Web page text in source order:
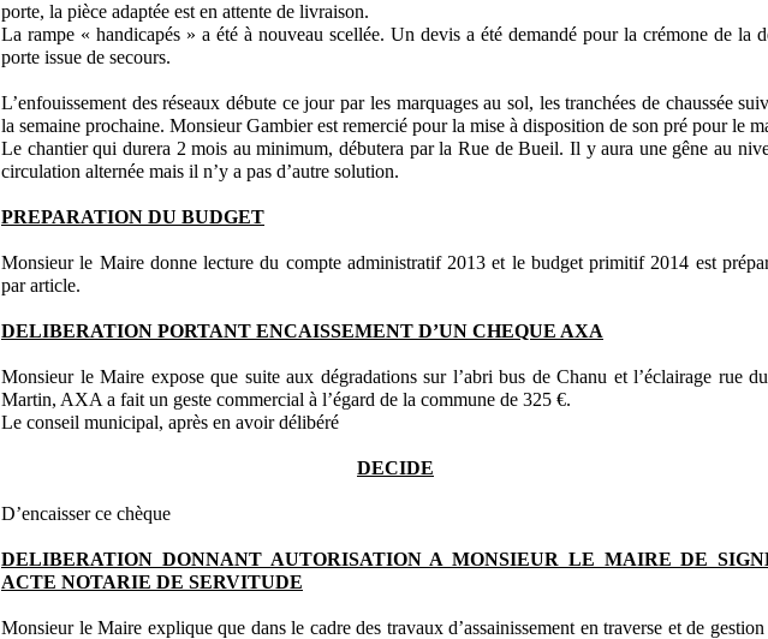
porte, la pièce adaptée est en attente de livraison.
La rampe « handicapés » a été à nouveau scellée. Un devis a été demandé pour la crémone de la
porte issue de secours.
L’enfouissement des réseaux débute ce jour par les marquages au sol, les tranchées de chaussée
la semaine prochaine. Monsieur Gambier est remercié pour la mise à disposition de son pré pour le
Le chantier qui durera 2 mois au minimum, débutera par la Rue de Bueil. Il y aura une gêne au
circulation alternée mais il n’y a pas d’autre solution.
PREPARATION DU BUDGET
Monsieur le Maire donne lecture du compte administratif 2013 et le budget primitif 2014 est
par article.
DELIBERATION PORTANT ENCAISSEMENT D’UN CHEQUE AXA
Monsieur le Maire expose que suite aux dégradations sur l’abri bus de Chanu et l’éclairage rue
Martin, AXA a fait un geste commercial à l’égard de la commune de 325 €.
Le conseil municipal, après en avoir délibéré
DECIDE
D’encaisser ce chèque
DELIBERATION DONNANT AUTORISATION A MONSIEUR LE MAIRE DE
ACTE NOTARIE DE SERVITUDE
Monsieur le Maire explique que dans le cadre des travaux d’assainissement en traverse et de gestion